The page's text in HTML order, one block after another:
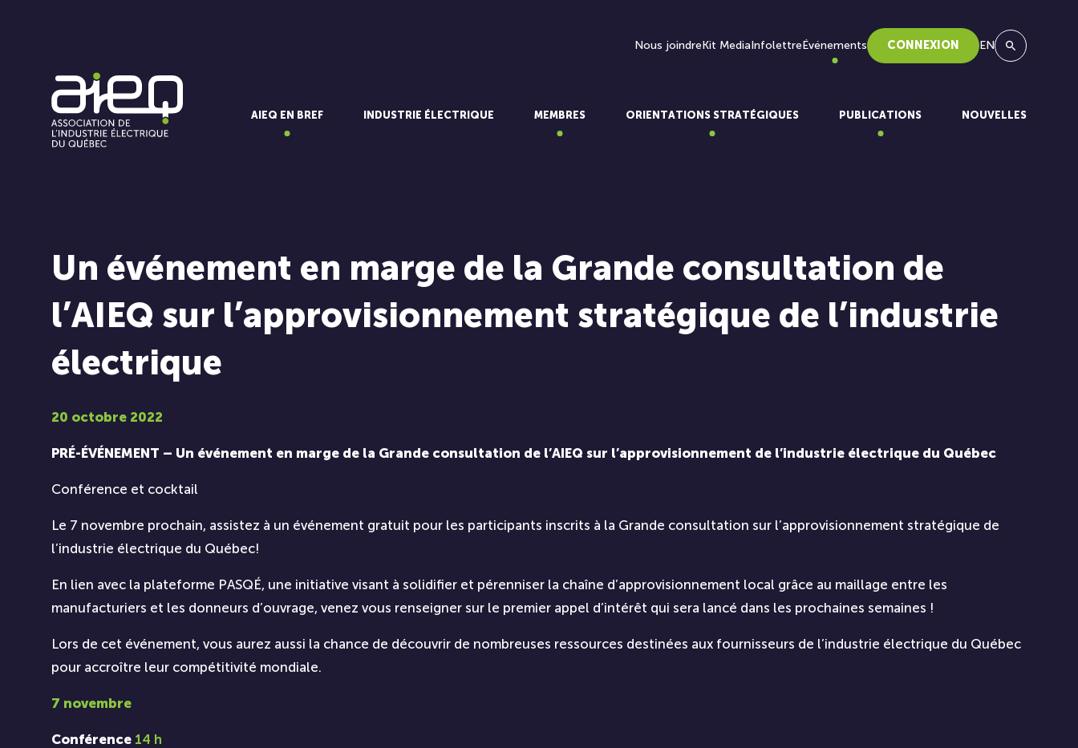
Nous joindreKit MediaInfolettreÉvénements CONNEXION EN
AIEQ EN BREF INDUSTRIE ÉLECTRIQUE MEMBRES ORIENTATIONS STRATÉGIQUES PUBLICATIONS NOUVELLES
Un événement en marge de la Grande consultation de
l’AIEQ sur l’approvisionnement stratégique de l’industrie
électrique
20 octobre 2022
PRÉ-ÉVÉNEMENT – Un événement en marge de la Grande consultation de l’AIEQ sur l’approvisionnement de l’industrie électrique du Québec
Conférence et cocktail
Le 7 novembre prochain, assistez à un événement gratuit pour les participants inscrits à la Grande consultation sur l’approvisionnement stratégique de
l’industrie électrique du Québec!
En lien avec la plateforme PASQÉ, une initiative visant à solidifier et pérenniser la chaîne d’approvisionnement local grâce au maillage entre les
manufacturiers et les donneurs d’ouvrage, venez vous renseigner sur le premier appel d’intérêt qui sera lancé dans les prochaines semaines !
Lors de cet événement, vous aurez aussi la chance de découvrir de nombreuses ressources destinées aux fournisseurs de l’industrie électrique du Québec
pour accroître leur compétitivité mondiale.
7 novembre
Conférence 14 h